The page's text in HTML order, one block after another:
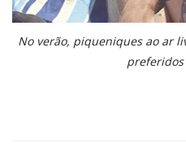
No verão, piqueniques ao ar